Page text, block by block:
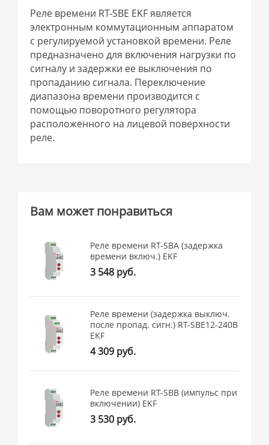
Реле времени RT-SBE EKF является
электронным коммутационным аппаратом
с регулируемой установкой времени. Реле
предназначено для включения нагрузки по
сигналу и задержки ее выключения по
пропаданию сигнала. Переключение
диапазона времени производится с
помощью поворотного регулятора
расположенного на лицевой поверхности
реле.
Вам может понравиться
Реле времени RT-SBA (задержка
времени включ.) EKF
3 548 руб.
Реле времени (задержка выключ.
после пропад. сигн.) RT-SBE12-240В
EKF
4 309 руб.
Реле времени RT-SBB (импульс при
включении) EKF
3 530 руб.